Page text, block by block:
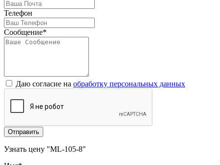
Телефон
Сообщение*
Даю согласие на обработку персональных данных
Отправить
Узнать цену "ML-105-8"